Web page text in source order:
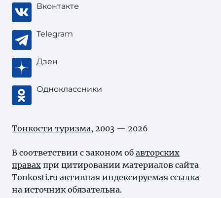
Вконтакте
Telegram
Дзен
Одноклассники
Тонкости туризма, 2003 — 2026
В соответствии с законом об авторских
правах при цитировании материалов сайта
Tonkosti.ru активная индексируемая ссылка
на источник обязательна.